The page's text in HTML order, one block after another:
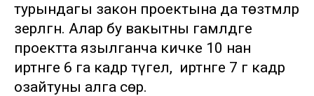
турындагы закон проектына да төзәтмәләр
әзерләгән. Алар бу вакытны гамәлдәге
проектта язылганча кичке 10 нан
иртәнге 6 га кадәр түгел, ә иртәнге 7 гә кадәр
озайтуны алга сөрә.